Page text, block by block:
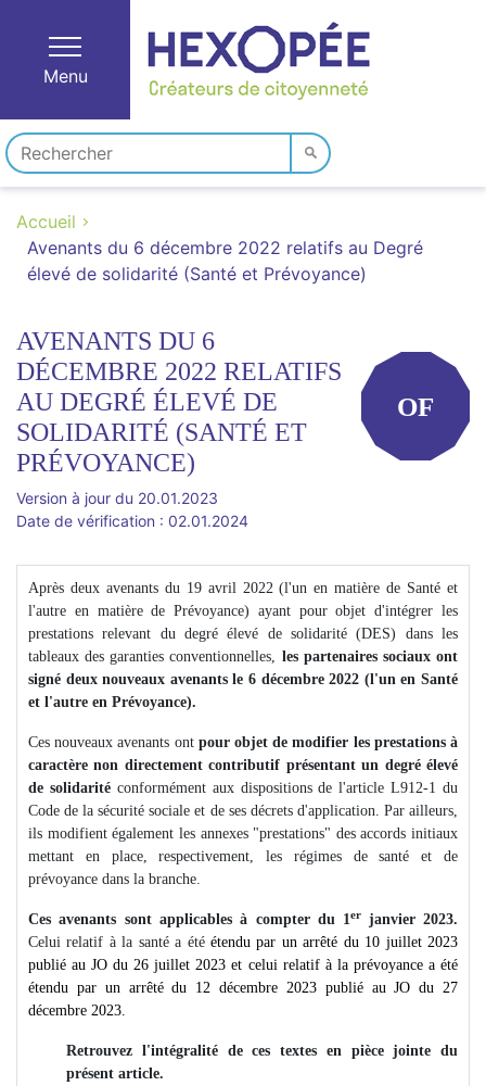
Menu
Accueil
Avenants du 6 décembre 2022 relatifs au Degré
élevé de solidarité (Santé et Prévoyance)
AVENANTS DU 6
DÉCEMBRE 2022 RELATIFS
AU DEGRÉ ÉLEVÉ DE
SOLIDARITÉ (SANTÉ ET
PRÉVOYANCE)
OF
Version à jour du 20.01.2023
Date de vérification : 02.01.2024
Après deux avenants du 19 avril 2022 (l'un en matière de Santé et
l'autre en matière de Prévoyance) ayant pour objet d'intégrer les
prestations relevant du degré élevé de solidarité (DES) dans les
tableaux des garanties conventionnelles, les partenaires sociaux ont
signé deux nouveaux avenants le 6 décembre 2022 (l'un en Santé
et l'autre en Prévoyance).
Ces nouveaux avenants ont pour objet de modifier les prestations à
caractère non directement contributif présentant un degré élevé
de solidarité conformément aux dispositions de l'article L912-1 du
Code de la sécurité sociale et de ses décrets d'application. Par ailleurs,
ils modifient également les annexes "prestations" des accords initiaux
mettant en place, respectivement, les régimes de santé et de
prévoyance dans la branche.
Ces avenants sont applicables à compter du 1er janvier 2023.
Celui relatif à la santé a été étendu par un arrêté du 10 juillet 2023
publié au JO du 26 juillet 2023 et celui relatif à la prévoyance a été
étendu par un arrêté du 12 décembre 2023 publié au JO du 27
décembre 2023.
Retrouvez l'intégralité de ces textes en pièce jointe du
présent article.